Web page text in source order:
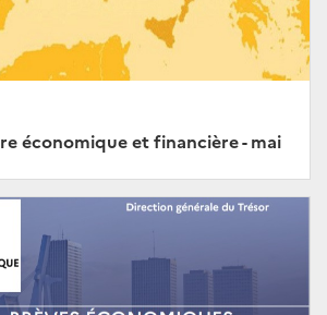
économique et financière - mai